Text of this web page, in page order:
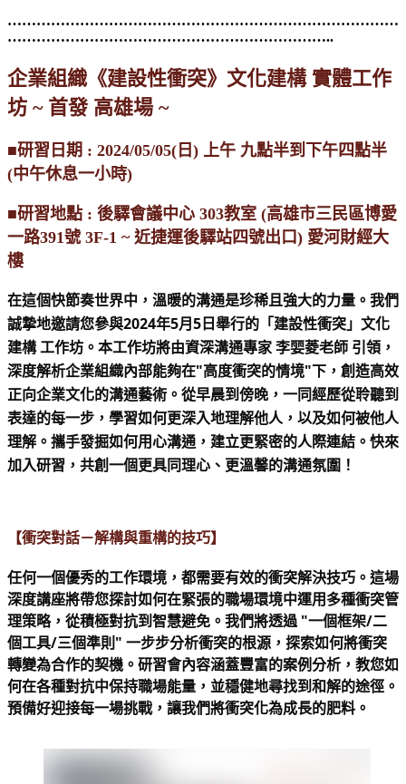
………………………………………………………………………
…………………………………………………………..
企業組織《建設性衝突》文化建構 實體工作
坊 ~ 首發 高雄場 ~
■研習日期 : 2024/05/05(日) 上午 九點半到下午四點半
(中午休息一小時)
■研習地點 : 後驛會議中心 303教室 (高雄市三民區博愛
一路391號 3F-1 ~ 近捷運後驛站四號出口) 愛河財經大
樓
在這個快節奏世界中，溫暖的溝通是珍稀且強大的力量。我們
誠摯地邀請您參與2024年5月5日舉行的「建設性衝突」文化
建構 工作坊。本工作坊將由資深溝通專家 李婯菱老師 引領，
深度解析企業組織內部能夠在"高度衝突的情境"下，創造高效
正向企業文化的溝通藝術。從早晨到傍晚，一同經歷從聆聽到
表達的每一步，學習如何更深入地理解他人，以及如何被他人
理解。攜手發掘如何用心溝通，建立更緊密的人際連結。快來
加入研習，共創一個更具同理心、更溫馨的溝通氛圍！
【衝突對話－解構與重構的技巧】
任何一個優秀的工作環境，都需要有效的衝突解決技巧。這場
深度講座將帶您探討如何在緊張的職場環境中運用多種衝突管
理策略，從積極對抗到智慧避免。我們將透過 "一個框架/二
個工具/三個準則" 一步步分析衝突的根源，探索如何將衝突
轉變為合作的契機。研習會內容涵蓋豐富的案例分析，教您如
何在各種對抗中保持職場能量，並穩健地尋找到和解的途徑。
預備好迎接每一場挑戰，讓我們將衝突化為成長的肥料。